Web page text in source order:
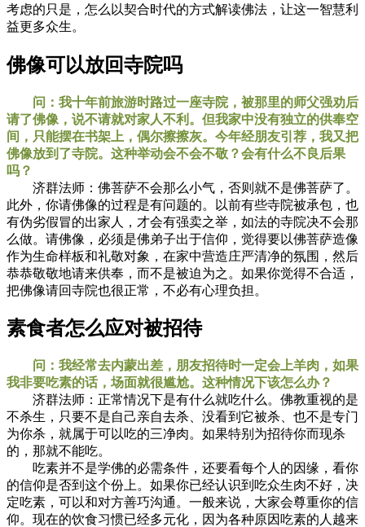
考虑的只是，怎么以契合时代的方式解读佛法，让这一智慧利
益更多众生。
佛像可以放回寺院吗
问：我十年前旅游时路过一座寺院，被那里的师父强劝后
请了佛像，说不请就对家人不利。但我家中没有独立的供奉空
间，只能摆在书架上，偶尔擦擦灰。今年经朋友引荐，我又把
佛像放到了寺院。这种举动会不会不敬？会有什么不良后果
吗？
济群法师：佛菩萨不会那么小气，否则就不是佛菩萨了。
此外，你请佛像的过程是有问题的。以前有些寺院被承包，也
有伪劣假冒的出家人，才会有强卖之举，如法的寺院决不会那
么做。请佛像，必须是佛弟子出于信仰，觉得要以佛菩萨造像
作为生命样板和礼敬对象，在家中营造庄严清净的氛围，然后
恭恭敬敬地请来供奉，而不是被迫为之。如果你觉得不合适，
把佛像请回寺院也很正常，不必有心理负担。
素食者怎么应对被招待
问：我经常去内蒙出差，朋友招待时一定会上羊肉，如果
我非要吃素的话，场面就很尴尬。这种情况下该怎么办？
济群法师：正常情况下是有什么就吃什么。佛教重视的是
不杀生，只要不是自己亲自去杀、没看到它被杀、也不是专门
为你杀，就属于可以吃的三净肉。如果特别为招待你而现杀
的，那就不能吃。
吃素并不是学佛的必需条件，还要看每个人的因缘，看你
的信仰是否到这个份上。如果你已经认识到吃众生肉不好，决
定吃素，可以和对方善巧沟通。一般来说，大家会尊重你的信
仰。现在的饮食习惯已经多元化，因为各种原因吃素的人越来